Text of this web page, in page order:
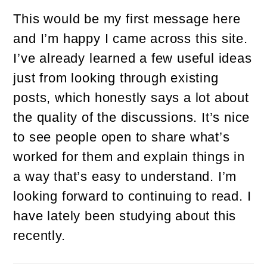
This would be my first message here
and I’m happy I came across this site.
I’ve already learned a few useful ideas
just from looking through existing
posts, which honestly says a lot about
the quality of the discussions. It’s nice
to see people open to share what’s
worked for them and explain things in
a way that’s easy to understand. I’m
looking forward to continuing to read. I
have lately been studying about this
recently.